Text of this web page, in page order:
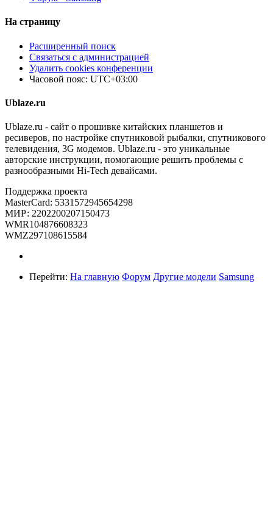
На страницу
Расширенный поиск
Связаться с администрацией
Удалить cookies конференции
Часовой пояс: UTC+03:00
Ublaze.ru
Ublaze.ru - сайт о прошивке китайских планшетов и
ресиверов, по настройке спутниковой рыбалки, спутникового
телевидения, 3G модемов. Ublaze.ru - это уникальные
авторские инструкции, помогающие решить проблемы с
разнообразными Hi-Tech девайсами.
Поддержка проекта
MasterCard: 5331572945654298
МИР: 2202200207150473
WMR104876608323
WMZ297108615584
Перейти: На главную Форум Другие модели Samsung